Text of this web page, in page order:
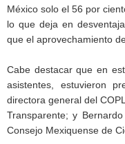
México solo el 56 por
lo que deja en
que el aprovechamiento
Cabe destacar que en
asistentes, estuvieron
directora general del
Transparente; y
Consejo Mexiquense de